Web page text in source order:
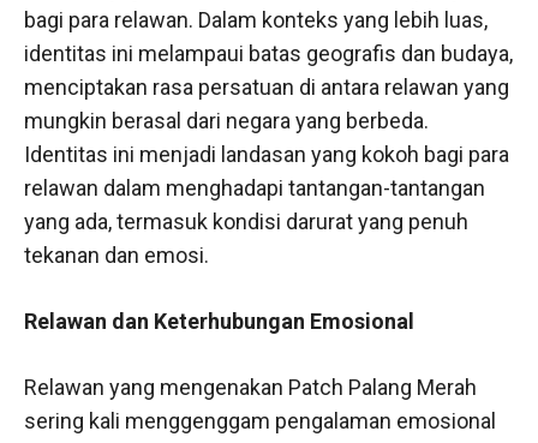
bagi para relawan. Dalam konteks yang lebih luas,
identitas ini melampaui batas geografis dan budaya,
menciptakan rasa persatuan di antara relawan yang
mungkin berasal dari negara yang berbeda.
Identitas ini menjadi landasan yang kokoh bagi para
relawan dalam menghadapi tantangan-tantangan
yang ada, termasuk kondisi darurat yang penuh
tekanan dan emosi.
Relawan dan Keterhubungan Emosional
Relawan yang mengenakan Patch Palang Merah
sering kali menggenggam pengalaman emosional